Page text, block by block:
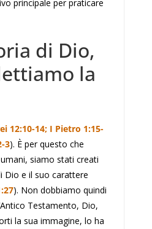
principale per praticare
di Dio,
la
12:10-14; I Pietro 1:15-
3). È per questo che
siamo stati creati
Dio e il suo carattere
). Non dobbiamo quindi
Testamento, Dio,
la sua immagine, lo ha